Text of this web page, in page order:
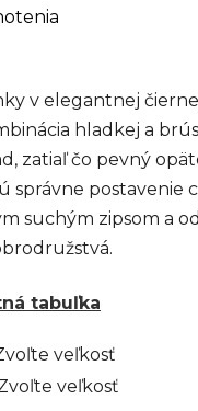
v elegantnej
hladkej a
zatiaľ čo pevný
postavenie
suchým zipsom a
tabuľka
veľkosť
veľkosť